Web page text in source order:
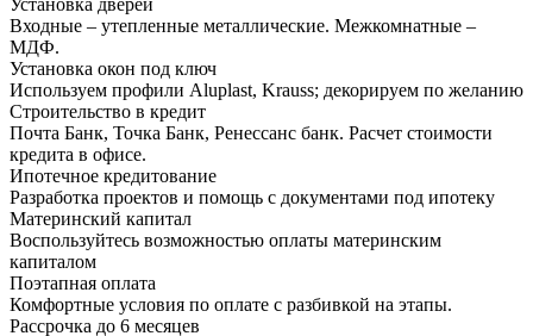
Установка дверей
Входные – утепленные металлические. Межкомнатные –
МДФ.
Установка окон под ключ
Используем профили Aluplast, Krauss; декорируем по желанию
Строительство в кредит
Почта Банк, Точка Банк, Ренессанс банк. Расчет стоимости
кредита в офисе.
Ипотечное кредитование
Разработка проектов и помощь с документами под ипотеку
Материнский капитал
Воспользуйтесь возможностью оплаты материнским
капиталом
Поэтапная оплата
Комфортные условия по оплате с разбивкой на этапы.
Рассрочка до 6 месяцев